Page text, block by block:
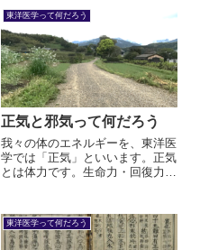
どういうイメージで補法・瀉法を
行えばいいのか、字源・字義にさ
かのぼって本質に迫ります。
東洋医学って何だろう
正気と邪気って何だろう
我々の体のエネルギーを、東洋医
学では「正気」といいます。正気
とは体力です。生命力・回復力・
気」とは、正気を邪魔するもので
す。邪気は２種類に大別できま
す。病理的産物と外邪です。
東洋医学って何だろう